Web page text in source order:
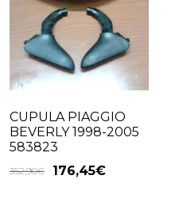
CUPULA PIAGGIO
BEVERLY 1998-2005
583823
352,90€ 176,45€